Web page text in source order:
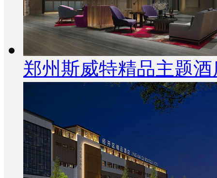
郑州斯威特精品主题